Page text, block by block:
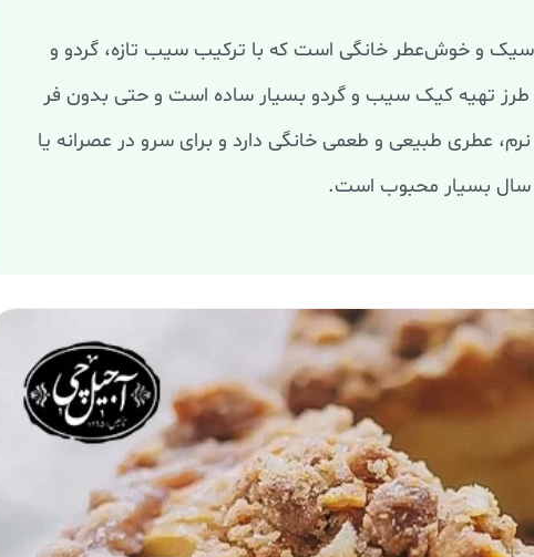
و خوش‌عطر خانگی است که با ترکیب سیب تازه، گردو و
طرز تهیه کیک سیب و گردو بسیار ساده است و حتی بدون فر
عطری طبیعی و طعمی خانگی دارد و برای سرو در عصرانه یا
سال بسیار محبوب است.